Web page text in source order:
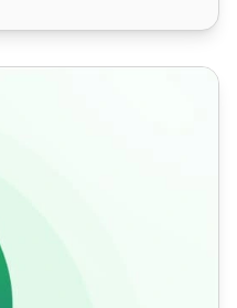
：重要なステップとイン